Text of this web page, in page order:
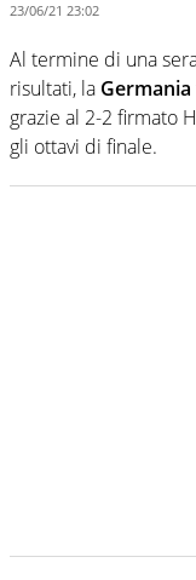
23/06/21 23:02
Al termine di una
risultati, la Germania
grazie al 2-2 firmato
gli ottavi di finale.